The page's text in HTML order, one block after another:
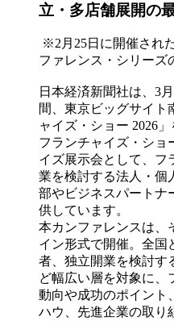
立・多店舗展開の
※2月25日に開催され
ファレンス・シリーズ
日本経済新聞社は、3
間、東京ビッグサイト
ャイズ・ショー 2026」
フランチャイズ・ショ
イズ展示会として、フ
業を検討する法人・個
部やビジネスパートナ
供しています。
本カンファレンスは、
イン形式で開催。全国
者、独立開業を検討す
ど幅広い層を対象に、
動向や成功のポイント
ハウ、先進企業の取り